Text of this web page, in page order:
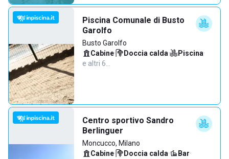
Piscina Comunale di Busto
Garolfo
Busto Garolfo
Cabine· Doccia calda· Piscina·
e altri 6…
Centro sportivo Sandro
Berlinguer
Moncucco, Milano
Cabine· Doccia calda· Bar·